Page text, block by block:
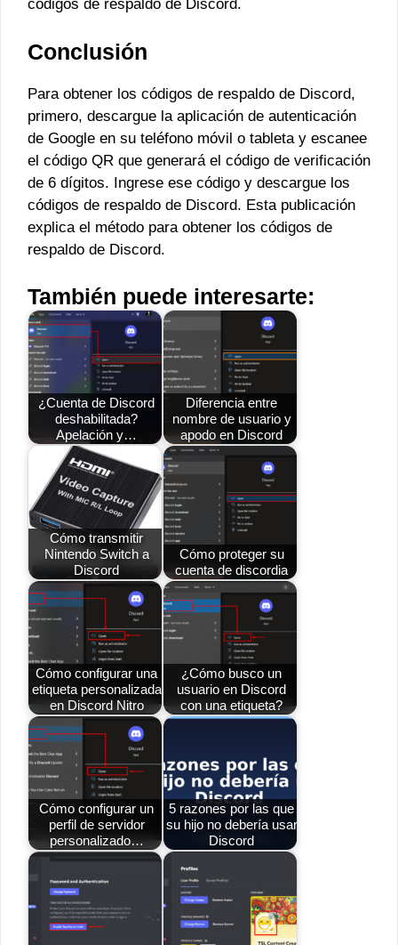
códigos de respaldo de Discord.
Conclusión
Para obtener los códigos de respaldo de Discord,
primero, descargue la aplicación de autenticación
de Google en su teléfono móvil o tableta y escanee
el código QR que generará el código de verificación
de 6 dígitos. Ingrese ese código y descargue los
códigos de respaldo de Discord. Esta publicación
explica el método para obtener los códigos de
respaldo de Discord.
También puede interesarte:
¿Cuenta de Discord
deshabilitada?
Apelación y…
Diferencia entre
nombre de usuario y
apodo en Discord
Cómo transmitir
Nintendo Switch a
Discord
Cómo proteger su
cuenta de discordia
Cómo configurar una
etiqueta personalizada
en Discord Nitro
¿Cómo busco un
usuario en Discord
con una etiqueta?
Cómo configurar un
perfil de servidor
personalizado…
5 razones por las que
su hijo no debería usar
Discord